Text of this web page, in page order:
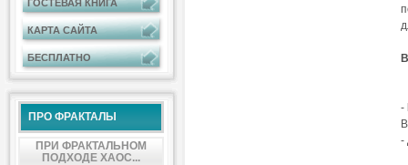
ГОСТЕВАЯ КНИГА
КАРТА САЙТА
БЕСПЛАТНО
ПРО ФРАКТАЛЫ
ПРИ ФРАКТАЛЬНОМ
ПОДХОДЕ ХАОС...
-
-